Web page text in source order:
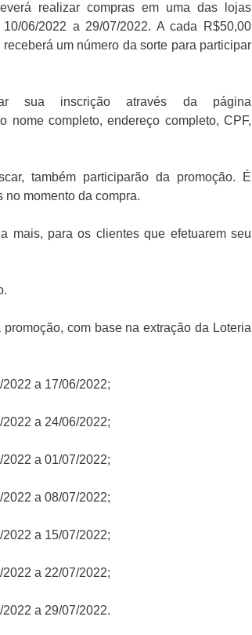
realizar compras em uma das lojas
06/2022 a 29/07/2022. A cada R$50,00
um número da sorte para participar
sua inscrição através da página
nome completo, endereço completo, CPF,
também participarão da promoção. É
momento da compra.
mais, para os clientes que efetuarem seu
com base na extração da Loteria
a 17/06/2022;
a 24/06/2022;
a 01/07/2022;
a 08/07/2022;
a 15/07/2022;
a 22/07/2022;
a 29/07/2022.